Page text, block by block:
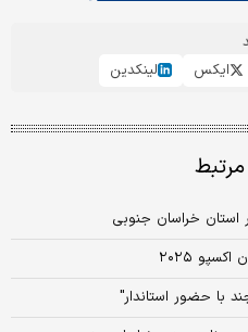
ایکس لینکدین
مرتبط
استان خراسان جنوبی
۲۰۲۵
با حضور استاندار"